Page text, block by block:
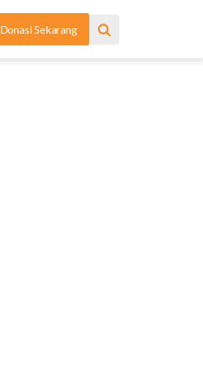
Donasi Sekarang